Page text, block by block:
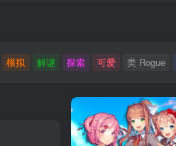
模拟 解谜 探索 可爱 类 Rogue